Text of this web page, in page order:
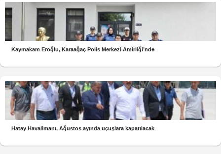
Kaymakam Eroğlu, Karaağaç Polis Merkezi Amirliği’nde
Hatay Havalimanı, Ağustos ayında uçuşlara kapatılacak